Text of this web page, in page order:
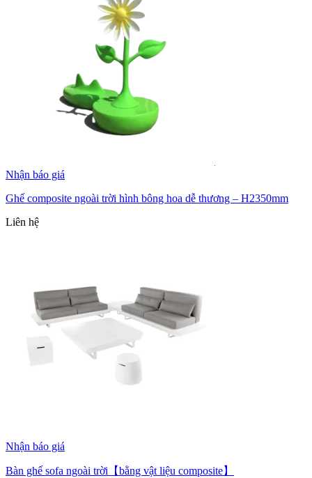
Nhận báo giá
Ghế composite ngoài trời hình bông hoa dễ thương – H2350mm
Liên hệ
Nhận báo giá
Bàn ghế sofa ngoài trời【bằng vật liệu composite】